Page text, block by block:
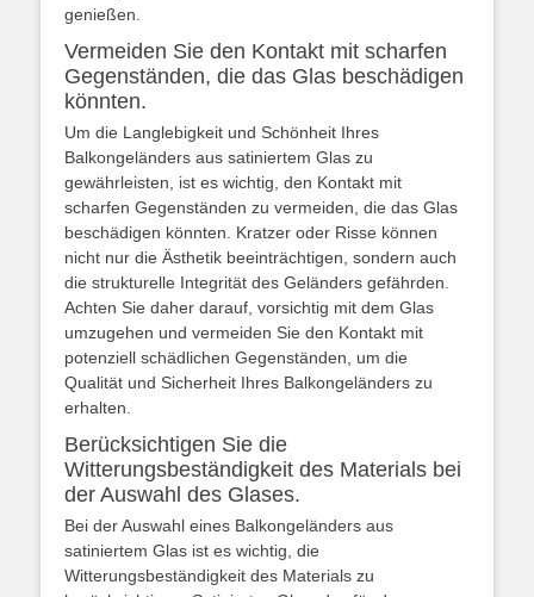
genießen.
Vermeiden Sie den Kontakt mit scharfen
Gegenständen, die das Glas beschädigen
könnten.
Um die Langlebigkeit und Schönheit Ihres
Balkongeländers aus satiniertem Glas zu
gewährleisten, ist es wichtig, den Kontakt mit
scharfen Gegenständen zu vermeiden, die das Glas
beschädigen könnten. Kratzer oder Risse können
nicht nur die Ästhetik beeinträchtigen, sondern auch
die strukturelle Integrität des Geländers gefährden.
Achten Sie daher darauf, vorsichtig mit dem Glas
umzugehen und vermeiden Sie den Kontakt mit
potenziell schädlichen Gegenständen, um die
Qualität und Sicherheit Ihres Balkongeländers zu
erhalten.
Berücksichtigen Sie die
Witterungsbeständigkeit des Materials bei
der Auswahl des Glases.
Bei der Auswahl eines Balkongeländers aus
satiniertem Glas ist es wichtig, die
Witterungsbeständigkeit des Materials zu